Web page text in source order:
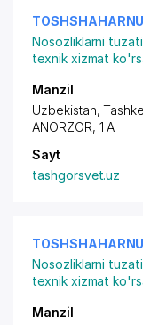
Nosozliklarni
texnik xizmat
Manzil
Uzbekistan,
ANORZOR, 1 A
Sayt
tashgorsvet.uz
Nosozliklarni
texnik xizmat
Manzil